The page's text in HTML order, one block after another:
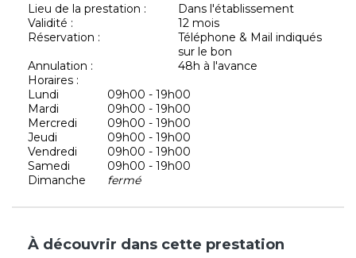
Lieu de la prestation :
Dans l'établissement
Validité :
12 mois
Réservation :
Téléphone & Mail indiqués
sur le bon
Annulation :
48h à l'avance
Horaires :
Lundi
09h00 - 19h00
Mardi
09h00 - 19h00
Mercredi
09h00 - 19h00
Jeudi
09h00 - 19h00
Vendredi
09h00 - 19h00
Samedi
09h00 - 19h00
Dimanche
fermé
À découvrir dans cette prestation